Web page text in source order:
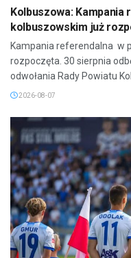
Kolbuszowa:
kolbuszowskim już
Kampania referendalna w
rozpoczęta. 30 sierpnia
odwołania Rady Powiatu
2026-08-07